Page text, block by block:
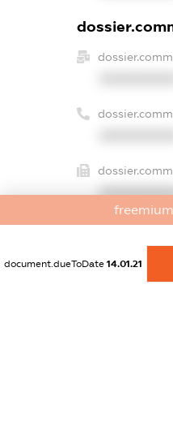
document.dueToDate 14.01.21